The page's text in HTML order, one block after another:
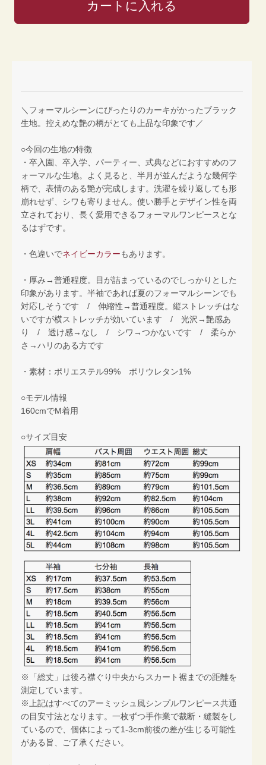
＼フォーマルシーンにぴったりのカーキがかったブラック
生地。控えめな艶の柄がとても上品な印象です／
○今回の生地の特徴
・卒入園、卒入学、パーティー、式典などにおすすめのフ
ォーマルな生地。よく見ると、半月が並んだような幾何学
柄で、表情のある艶が完成します。洗濯を繰り返しても形
崩れせず、シワも寄りません。使い勝手とデザイン性を両
立されており、長く愛用できるフォーマルワンピースとな
るはずです。
・色違いでネイビーカラーもあります。
・厚み→普通程度。目が詰まっているのでしっかりとした
印象があります。半袖であれば夏のフォーマルシーンでも
対応しそうです / 伸縮性→普通程度。縦ストレッチはな
いですが横ストレッチが効いています / 光沢→艶感あ
り / 透け感→なし / シワ→つかないです / 柔らか
さ→ハリのある方です
・素材：ポリエステル99% ポリウレタン1%
○モデル情報
160cmでM着用
○サイズ目安
※「総丈」は後ろ襟ぐり中央からスカート裾までの距離を
測定しています。
※上記はすべてのアーミッシュ風シンプルワンピース共通
の目安寸法となります。一枚ずつ手作業で裁断・縫製をし
ているので、個体によって1-3cm前後の差が生じる可能性
がある旨、ご了承ください。